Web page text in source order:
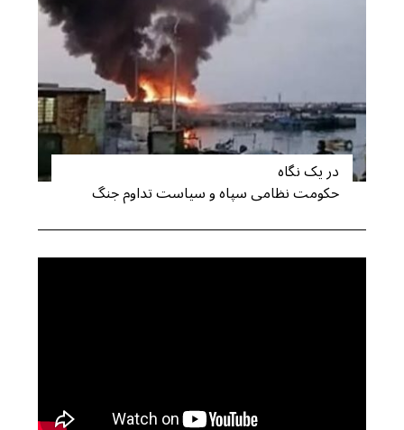
در یک نگاه
حکومت نظامی سپاه و سیاست تداوم جنگ